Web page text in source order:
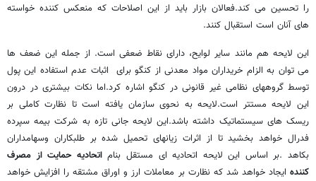
را تحسین می کند.فعالان بازار باید از این اصلاحات که منعکس کننده خواسته
های آنان است استقبال کنند.
این لایحه هم مانند سایر لوایح، دارای نقاط ضعفی است. از جمله این ضعف ها
می توان به الزام خریداران مواد معدنی از کنگو برای اثبات عدم استفاده این پول
توسط گروههای نظامی غیر قانونی در کنگو اشاره کرد.اما نکات بیشتری در درون
این لایحه مستتر است.لایحه به نحوی سازمان یافته است تا نظارت کاملی بر
ریسک های سیستماتیک داشته باشد.این لایحه جانی تازه به شرکت بیمه سپرده
فدرال خواهد بخشید تا از اثرات زیانهای تحمیل شده بر طلبکاران وسهامداران
بکاهد .بر اساس این لایحه اتحادیه ای مستقل بناماتحادیه حمایت از مصرف
کننده ایجاد خواهد شد که نظارت بر معاملات ارز و اوراق مشتقه را افزایش خواهد